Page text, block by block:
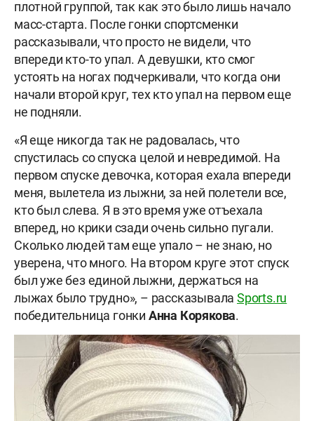
плотной группой, так как это было лишь начало
масс-старта. После гонки спортсменки
рассказывали, что просто не видели, что
впереди кто-то упал. А девушки, кто смог
устоять на ногах подчеркивали, что когда они
начали второй круг, тех кто упал на первом еще
не подняли.
«Я еще никогда так не радовалась, что
спустилась со спуска целой и невредимой. На
первом спуске девочка, которая ехала впереди
меня, вылетела из лыжни, за ней полетели все,
кто был слева. Я в это время уже отъехала
вперед, но крики сзади очень сильно пугали.
Сколько людей там еще упало – не знаю, но
уверена, что много. На втором круге этот спуск
был уже без единой лыжни, держаться на
лыжах было трудно», – рассказывала Sports.ru
победительница гонки Анна Корякова.